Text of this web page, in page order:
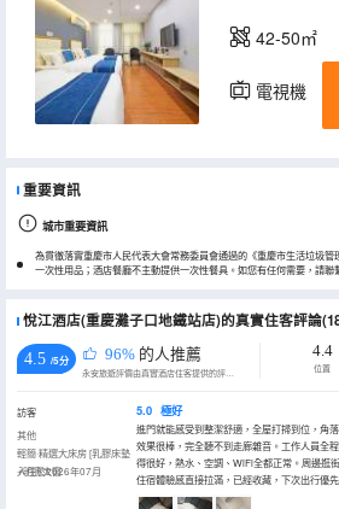
42-50㎡
電視機
重要資訊
城市重要資訊
為貫徹落實重慶市人民代表大會常務委員會通過的《重慶市生活垃圾
一次性用品；酒店餐廳不主動提供一次性餐具。如您有任何需要，請聯
悅江酒店(重慶灘子口地鐵站店)的真實住客評論
4.5 /5分 96% 的人推薦
永安旅遊評價由真實酒店住客提供的評價。
4.4
位置
訪客
其他
輕簡·精選大床房 [乳膠床墊
+明亮大窗
入住於2026年07月
5.0 極好
進門就能感受到整潔舒適，全屋打掃到位，角
效果很棒，完全聽不到走廊雜音。工作人員全
得很好，熱水、空調、WiFi全都正常。周邊逛
住宿體驗感直接拉滿，已經收藏，下次出行優先